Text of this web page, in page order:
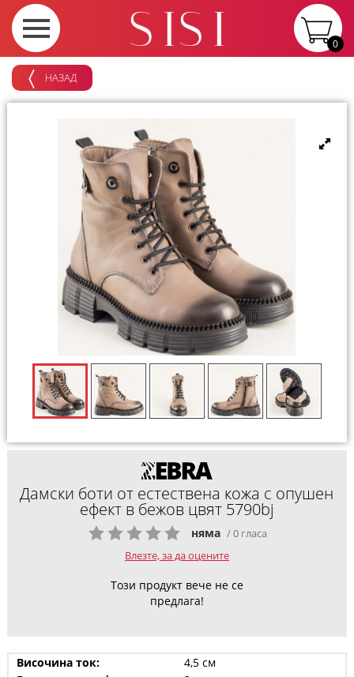
0
НАЗАД
Дамски боти от естествена кожа с опушен
ефект в бежов цвят 5790bj
няма / 0 гласа
Влезте, за да оцените
Този продукт вече не се
предлага!
Височина ток:
4,5 см